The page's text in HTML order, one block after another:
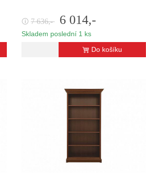
🛈 7 636,- 6 014,-
Skladem poslední 1 ks
Do košíku